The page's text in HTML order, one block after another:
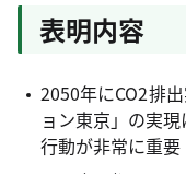
表明内容
2050年にCO2排
ョン東京」の実
行動が非常に重要